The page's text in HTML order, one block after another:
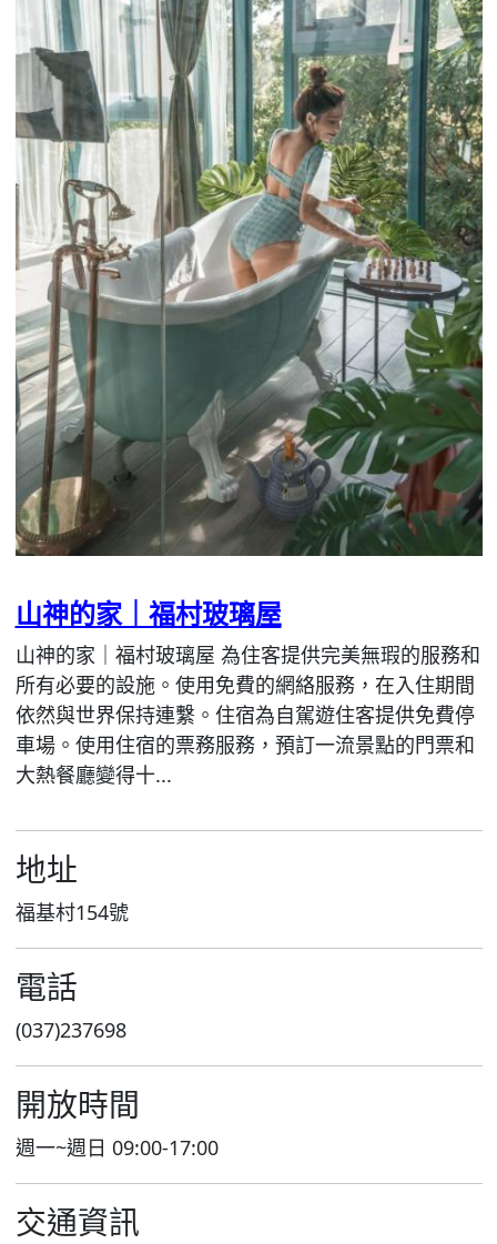
山神的家｜福村玻璃屋
山神的家｜福村玻璃屋 為住客提供完美無瑕的服務和
所有必要的設施。使用免費的網絡服務，在入住期間
依然與世界保持連繫。住宿為自駕遊住客提供免費停
車場。使用住宿的票務服務，預訂一流景點的門票和
大熱餐廳變得十...
地址
福基村154號
電話
(037)237698
開放時間
週一~週日 09:00-17:00
交通資訊